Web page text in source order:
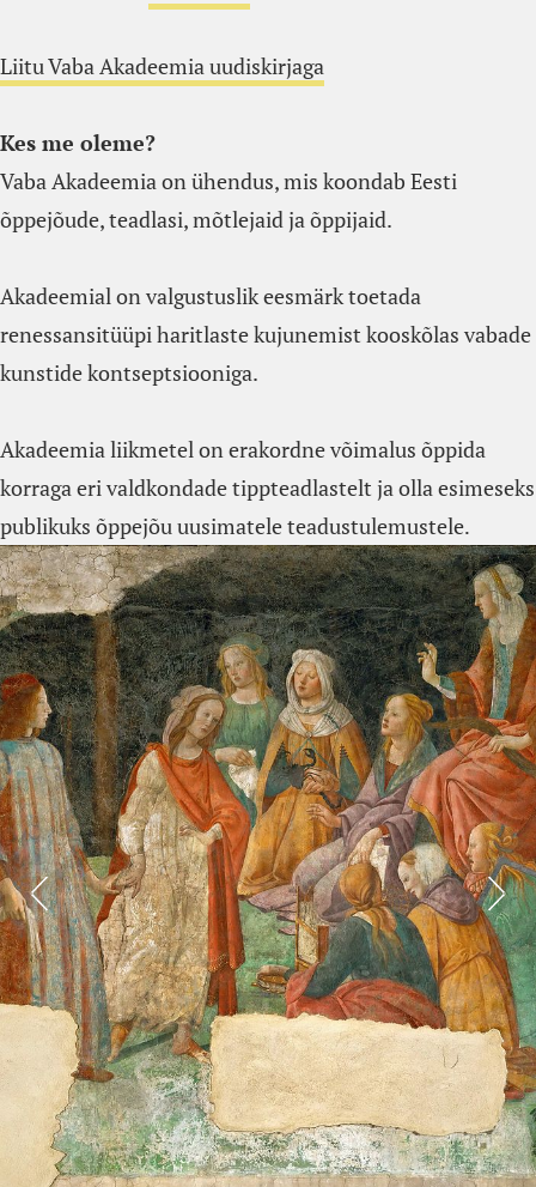
Liitu Vaba Akadeemia uudiskirjaga
Kes me oleme?
Vaba Akadeemia on ühendus, mis koondab Eesti
õppejõude, teadlasi, mõtlejaid ja õppijaid.
Akadeemial on valgustuslik eesmärk toetada
renessansitüüpi haritlaste kujunemist kooskõlas vabade
kunstide kontseptsiooniga.
Akadeemia liikmetel on erakordne võimalus õppida
korraga eri valdkondade tippteadlastelt ja olla esimeseks
publikuks õppejõu uusimatele teadustulemustele.